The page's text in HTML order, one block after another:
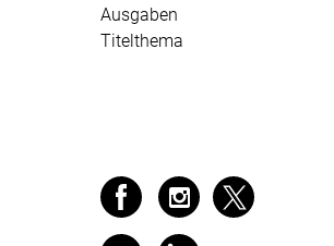
Ausgaben
Titelthema